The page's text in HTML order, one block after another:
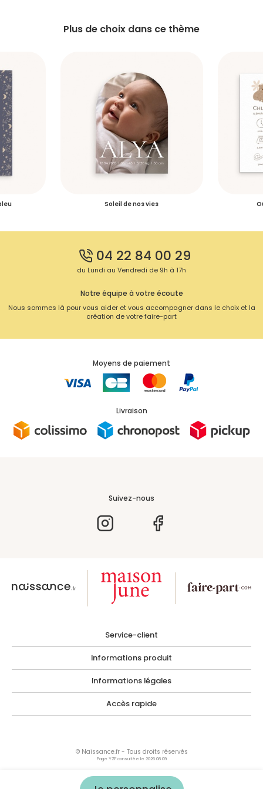
Plus de choix dans ce thème
Soleil de nos vies
04 22 84 00 29
du Lundi au Vendredi de 9h à 17h
Notre équipe à votre écoute
Nous sommes là pour vous aider et vous accompagner dans le choix et la
création de votre faire-part
Moyens de paiement
Livraison
Suivez-nous
Service-client
Informations produit
Informations légales
Accès rapide
© Naissance.fr - Tous droits réservés
Page YZF consultée le 2026 08 09
dans le site sont la propriété de Naissance.fr ou de tiers ayant autorisés Naissance.fr